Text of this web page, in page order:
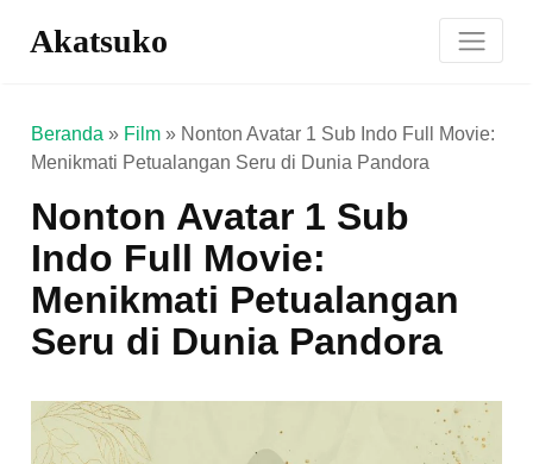
Akatsuko
Beranda » Film » Nonton Avatar 1 Sub Indo Full Movie:
Menikmati Petualangan Seru di Dunia Pandora
Nonton Avatar 1 Sub
Indo Full Movie:
Menikmati Petualangan
Seru di Dunia Pandora